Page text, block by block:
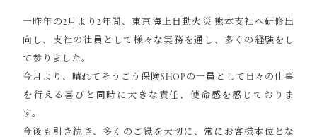
一昨年の2月より2年間、東京海上日動火災 熊本支社へ研修出
向し、支社の社員として様々な実務を通し、多くの経験をし
て参りました。
今月より、晴れてそうごう保険SHOPの一員として日々の仕事
を行える喜びと同時に大きな責任、使命感を感じておりま
す。
今後も引き続き、多くのご縁を大切に、常にお客様本位とな